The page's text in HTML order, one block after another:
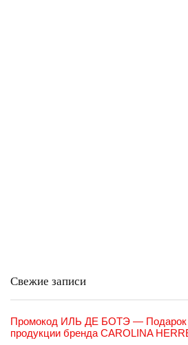
Свежие записи
Промокод ИЛЬ ДЕ БОТЭ — Подарок
продукции бренда CAROLINA